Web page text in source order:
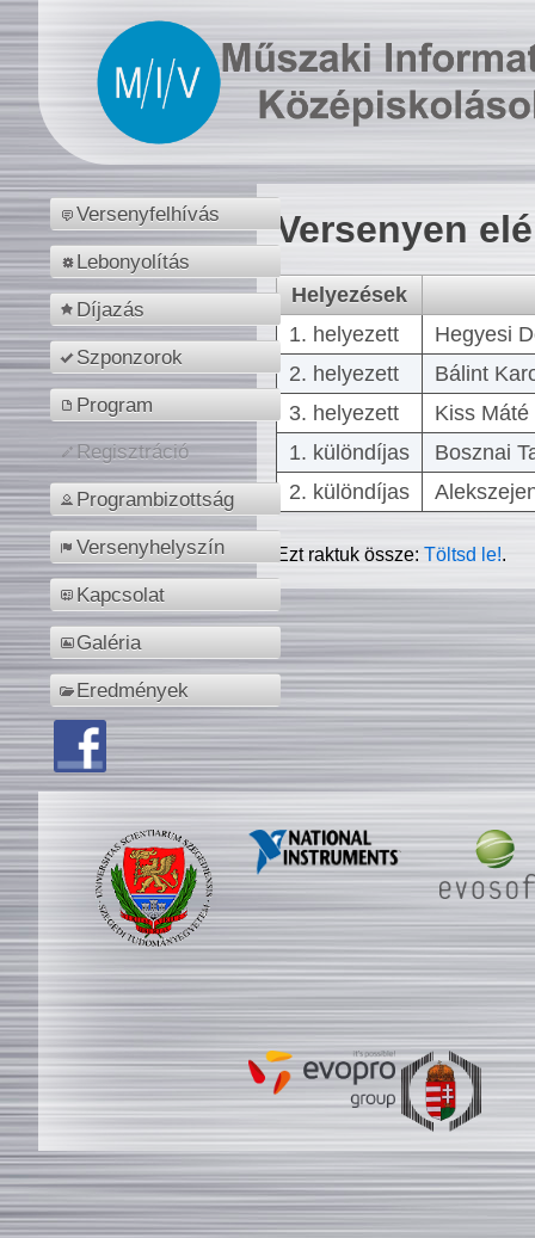
Versenyfelhívás
Lebonyolítás
Díjazás
Szponzorok
Program
Regisztráció
Programbizottság
Versenyhelyszín
Kapcsolat
Galéria
Eredmények
Versenyen
Helyezések
1. helyezett
Hegyesi
2. helyezett
Bálint
3. helyezett
Kiss
1. különdíjas
Bosznai
2. különdíjas
Ezt raktuk össze:Töltsd le!.